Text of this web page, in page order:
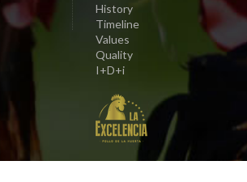
History
Timeline
Values
Quality
I+D+i